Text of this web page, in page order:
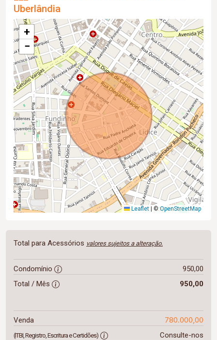
Uberlândia
+
−
Leaflet ©OpenStreetMap
Total para Acessórios valores sujeitos a alteração.
Condomínio
950,00
Total / Mês
950,00
Venda 780.000,00
(ITBI, Registro, Escritura e Certidões)
Consulte-nos